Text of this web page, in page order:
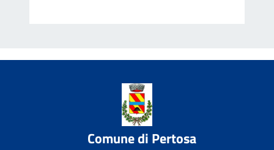
Comune di Pertosa